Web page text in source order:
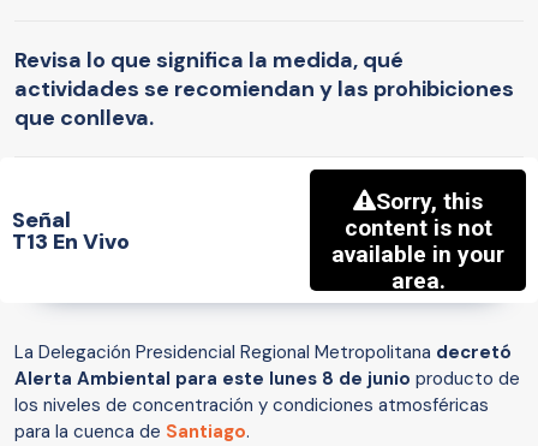
Revisa lo que significa la medida, qué
actividades se recomiendan y las prohibiciones
que conlleva.
Señal
T13 En Vivo
La Delegación Presidencial Regional Metropolitana decretó
Alerta Ambiental para este lunes 8 de junio producto de
los niveles de concentración y condiciones atmosféricas
para la cuenca de Santiago.